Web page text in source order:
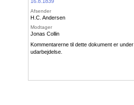
Afsender
H.C. Andersen
Modtager
Jonas Collin
Kommentarerne til dette dokument er under
udarbejdelse.